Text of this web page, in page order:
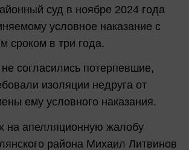
суд в ноябре 2024 года
условное наказание с
сроком в три года.
согласились потерпевшие,
изоляции недруга от
ему условного наказания.
на апелляционную жалобу
района Михаил Литвинов